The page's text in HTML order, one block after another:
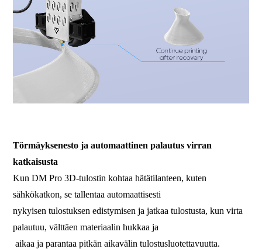
Törmäyksenesto ja automaattinen palautus virran
katkaisusta
Kun DM Pro 3D-tulostin kohtaa hätätilanteen, kuten
sähkökatkon, se tallentaa automaattisesti
nykyisen tulostuksen edistymisen ja jatkaa tulostusta, kun virta
palautuu, välttäen materiaalin hukkaa ja
aikaa ja parantaa pitkän aikavälin tulostusluotettavuutta.